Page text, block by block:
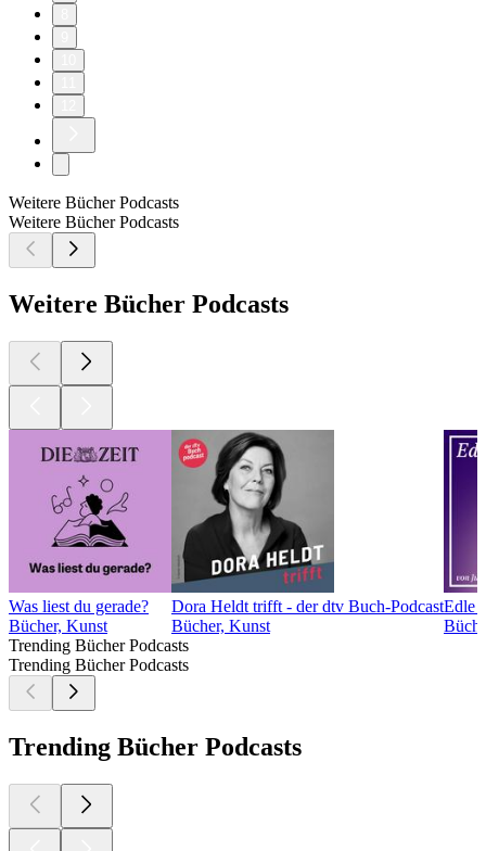
Weitere Bücher Podcasts
Weitere Bücher Podcasts
Weitere Bücher Podcasts
Was liest du gerade?
Bücher, Kunst
Dora Heldt trifft - der dtv Buch-Podcast
Bücher, Kunst
Edle
Trending Bücher Podcasts
Trending Bücher Podcasts
Trending Bücher Podcasts